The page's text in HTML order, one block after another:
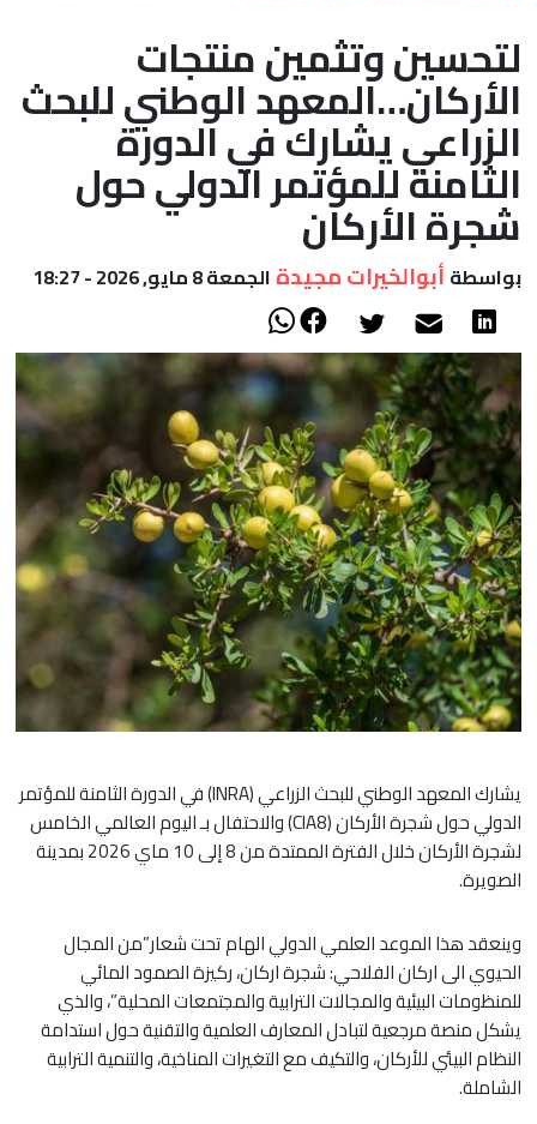
الصحراء
لتحسين وتثمين منتجات
الأركان…المعهد الوطني للبحث
الزراعي يشارك في الدورة
الثامنة للمؤتمر الدولي حول
شجرة الأركان
بواسطة أبوالخيرات مجيدة الجمعة 8 مايو, 2026 - 18:27
يشارك المعهد الوطني للبحث الزراعي (INRA) في الدورة الثامنة للمؤتمر
الدولي حول شجرة الأركان (CIA8) والاحتفال بـ اليوم العالمي الخامس
لشجرة الأركان خلال الفترة الممتدة من 8 إلى 10 ماي 2026 بمدينة
الصويرة.
وينعقد هذا الموعد العلمي الدولي الهام تحت شعار”من المجال
الحيوي الى اركان الفلاحي: شجرة اركان، ركيزة الصمود المائي
للمنظومات البيئية والمجالات الترابية والمجتمعات المحلية”، والذي
يشكل منصة مرجعية لتبادل المعارف العلمية والتقنية حول استدامة
النظام البيئي للأركان، والتكيف مع التغيرات المناخية، والتنمية الترابية
الشاملة.